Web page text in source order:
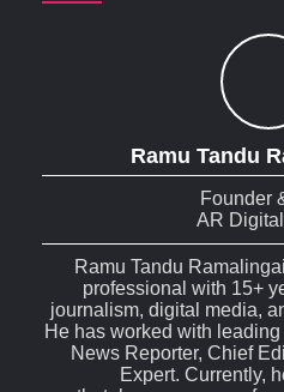
Ramu Tandu
Founder
AR
Ramu Tandu
professional with 15+
journalism, digital media,
He has worked with
News Reporter, Chief
Expert. Currently,